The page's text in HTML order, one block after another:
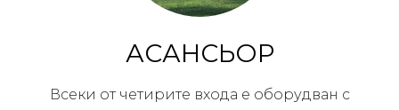
АСАНСЬОР
Всеки от четирите входа е оборудван с